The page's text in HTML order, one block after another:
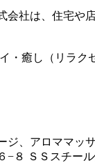
会社は、住宅や
・癒し（リラク
ジ、アロママッ
８ ＳＳスチール